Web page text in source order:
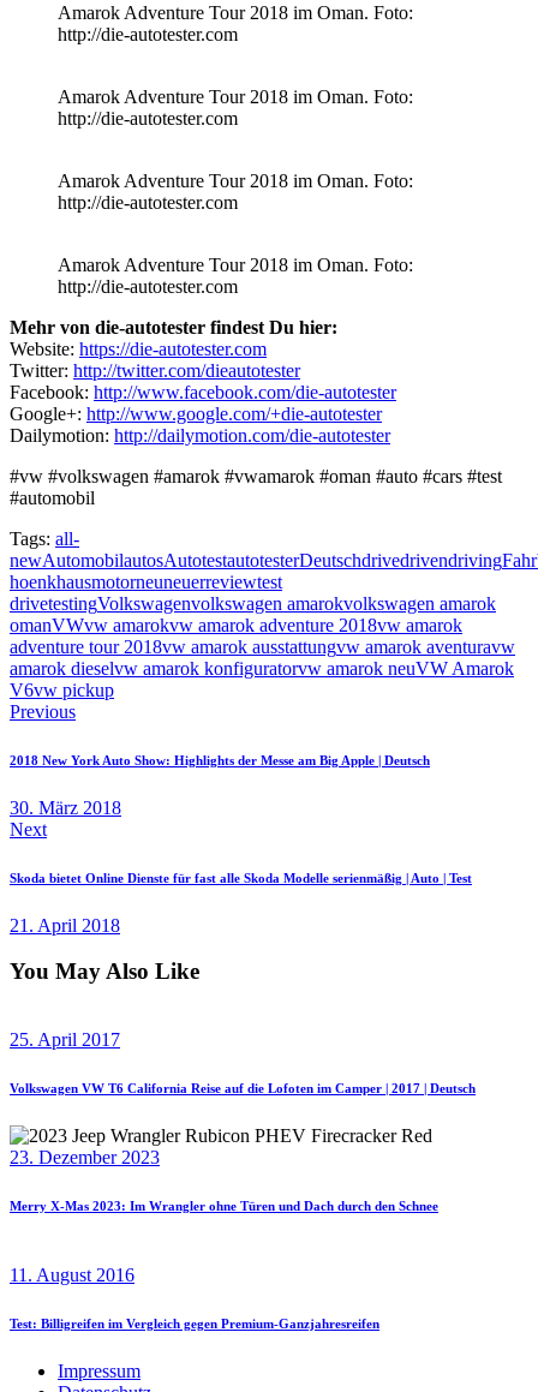
Amarok Adventure Tour 2018 im Oman. Foto:
http://die-autotester.com
Amarok Adventure Tour 2018 im Oman. Foto:
http://die-autotester.com
Amarok Adventure Tour 2018 im Oman. Foto:
http://die-autotester.com
Amarok Adventure Tour 2018 im Oman. Foto:
http://die-autotester.com
Mehr von die-autotester findest Du hier:
Website: https://die-autotester.com
Twitter: http://twitter.com/dieautotester
Facebook: http://www.facebook.com/die-autotester
Google+: http://www.google.com/+die-autotester
Dailymotion: http://dailymotion.com/die-autotester
#vw #volkswagen #amarok #vwamarok #oman #auto #cars #test
#automobil
Tags: all-
newAutomobilautosAutotestautotesterDeutschdrivedrivendriving
hoenkhausmotorneuneuerreviewtest
drivetestingVolkswagenvolkswagen amarokvolkswagen amarok
omanVWvw amarokvw amarok adventure 2018vw amarok
adventure tour 2018vw amarok ausstattungvw amarok aventuravw
amarok dieselvw amarok konfiguratorvw amarok neuVW Amarok
V6vw pickup
Beitragsnavigation
Previous
2018 New York Auto Show: Highlights der Messe am Big Apple | Deutsch
30. März 2018
Next
Skoda bietet Online Dienste für fast alle Skoda Modelle serienmäßig | Auto | Test
21. April 2018
You May Also Like
25. April 2017
Volkswagen VW T6 California Reise auf die Lofoten im Camper | 2017 | Deutsch
23. Dezember 2023
Merry X-Mas 2023: Im Wrangler ohne Türen und Dach durch den Schnee
11. August 2016
Test: Billigreifen im Vergleich gegen Premium-Ganzjahresreifen
Impressum